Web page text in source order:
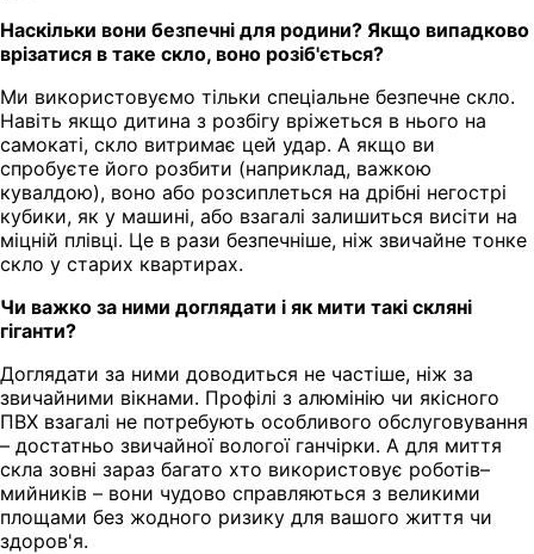
Наскільки вони безпечні для родини? Якщо випадково
врізатися в таке скло, воно розіб'ється?
Ми використовуємо тільки спеціальне безпечне скло.
Навіть якщо дитина з розбігу вріжеться в нього на
самокаті, скло витримає цей удар. А якщо ви
спробуєте його розбити (наприклад, важкою
кувалдою), воно або розсиплеться на дрібні негострі
кубики, як у машині, або взагалі залишиться висіти на
міцній плівці. Це в рази безпечніше, ніж звичайне тонке
скло у старих квартирах.
Чи важко за ними доглядати і як мити такі скляні
гіганти?
Доглядати за ними доводиться не частіше, ніж за
звичайними вікнами. Профілі з алюмінію чи якісного
ПВХ взагалі не потребують особливого обслуговування
– достатньо звичайної вологої ганчірки. А для миття
скла зовні зараз багато хто використовує роботів–
мийників – вони чудово справляються з великими
площами без жодного ризику для вашого життя чи
здоров'я.